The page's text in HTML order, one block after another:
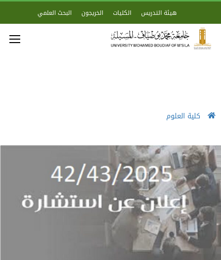
هيئة التدريس الكليات الخريجون البحث العلمي
كلية العلوم